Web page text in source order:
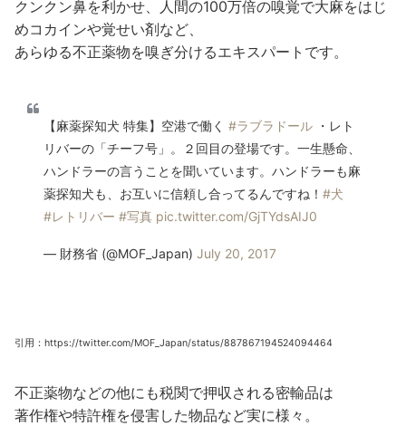
クンクン鼻を利かせ、人間の100万倍の嗅覚で大麻をはじ
めコカインや覚せい剤など、
あらゆる不正薬物を嗅ぎ分けるエキスパートです。
【麻薬探知犬 特集】空港で働く #ラブラドール ・レト
リバーの「チーフ号」。２回目の登場です。一生懸命、
ハンドラーの言うことを聞いています。ハンドラーも麻
薬探知犬も、お互いに信頼し合ってるんですね！ #犬
#レトリバー #写真 pic.twitter.com/GjTYdsAIJ0
— 財務省 (@MOF_Japan) July 20, 2017
引用：https://twitter.com/MOF_Japan/status/887867194524094464
不正薬物などの他にも税関で押収される密輸品は
著作権や特許権を侵害した物品など実に様々。